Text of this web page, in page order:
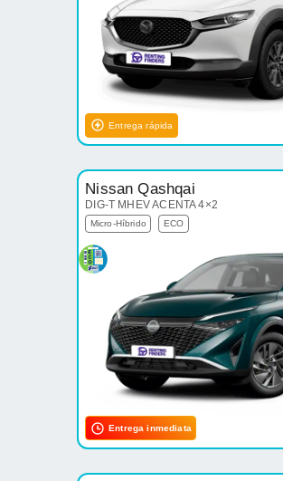
Entrega rápida
Nissan Qashqai
DIG-T MHEV ACENTA 4×2
Micro-Híbrido ECO
Entrega inmediata